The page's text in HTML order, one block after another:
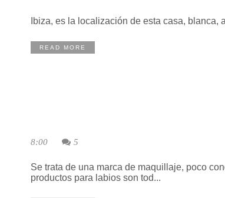
Ibiza, es la localización de esta casa,
READ MORE
8:00 5
Se trata de una marca de maquillaje, poco
productos para labios son tod...